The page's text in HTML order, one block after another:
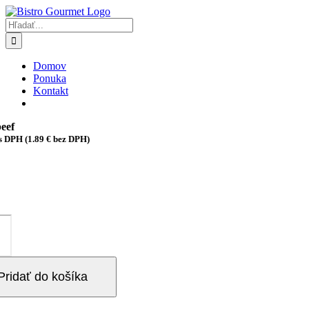
Skip
to
content
Hľadať:
Domov
Ponuka
Kontakt
DPH (1.89 €bez DPH)
do košíka